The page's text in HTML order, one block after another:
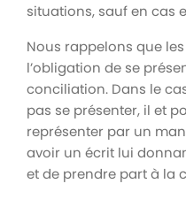
situations, sauf en cas
Nous rappelons que
l’obligation de se
conciliation. Dans le
pas se présenter, il et
représenter par un
avoir un écrit lui
et de prendre part à la